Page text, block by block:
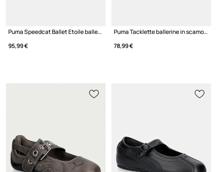
Puma Speedcat Ballet Etoile ballerine
95,99 €
Puma Tacklette ballerine in scamoscio
78,99 €